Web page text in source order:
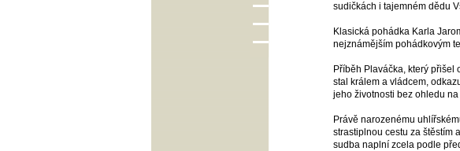
sudičkách i tajemném dědu
Klasická pohádka Karla
nejznámějším pohádkovým
Příběh Plaváčka, který přišel
stal králem a vládcem,
jeho životnosti bez ohledu na
Právě narozenému
strastiplnou cestu za štěstím
sudba naplní zcela podle